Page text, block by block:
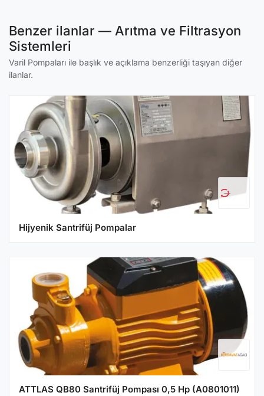
Benzer ilanlar — Arıtma ve Filtrasyon
Sistemleri
Varil Pompaları ile başlık ve açıklama benzerliği taşıyan diğer
ilanlar.
Hijyenik Santrifüj Pompalar
ATTLAS QB80 Santrifüj Pompası 0,5 Hp (A0801011)